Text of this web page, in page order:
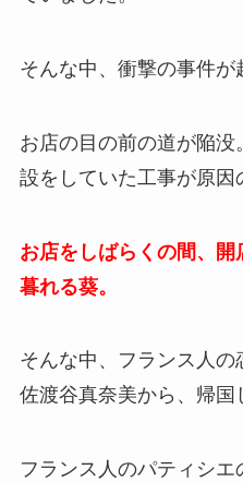
そんな中、衝撃の事件が
お店の目の前の道が陥
設をしていた工事が原因
お店をしばらくの間、
暮れる葵。
そんな中、フランス人
佐渡谷真奈美から、帰国
フランス人のパティシ